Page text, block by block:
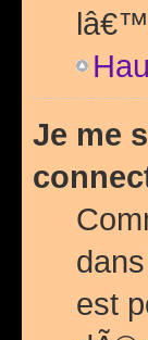
Je me
est